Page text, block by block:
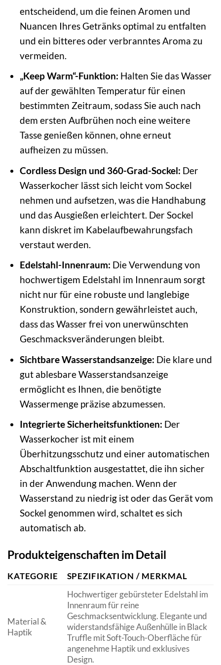
entscheidend, um die feinen Aromen und
Nuancen Ihres Getränks optimal zu entfalten
und ein bitteres oder verbranntes Aroma zu
vermeiden.
„Keep Warm“-Funktion: Halten Sie das Wasser
auf der gewählten Temperatur für einen
bestimmten Zeitraum, sodass Sie auch nach
dem ersten Aufbrühen noch eine weitere
Tasse genießen können, ohne erneut
aufheizen zu müssen.
Cordless Design und 360-Grad-Sockel: Der
Wasserkocher lässt sich leicht vom Sockel
nehmen und aufsetzen, was die Handhabung
und das Ausgießen erleichtert. Der Sockel
kann diskret im Kabelaufbewahrungsfach
verstaut werden.
Edelstahl-Innenraum: Die Verwendung von
hochwertigem Edelstahl im Innenraum sorgt
nicht nur für eine robuste und langlebige
Konstruktion, sondern gewährleistet auch,
dass das Wasser frei von unerwünschten
Geschmacksveränderungen bleibt.
Sichtbare Wasserstandsanzeige: Die klare und
gut ablesbare Wasserstandsanzeige
ermöglicht es Ihnen, die benötigte
Wassermenge präzise abzumessen.
Integrierte Sicherheitsfunktionen: Der
Wasserkocher ist mit einem
Überhitzungsschutz und einer automatischen
Abschaltfunktion ausgestattet, die ihn sicher
in der Anwendung machen. Wenn der
Wasserstand zu niedrig ist oder das Gerät vom
Sockel genommen wird, schaltet es sich
automatisch ab.
Produkteigenschaften im Detail
KATEGORIE SPEZIFIKATION / MERKMAL
Material &
Haptik
Hochwertiger gebürsteter Edelstahl im
Innenraum für reine
Geschmacksentwicklung. Elegante und
widerstandsfähige Außenhülle in Black
Truffle mit Soft-Touch-Oberfläche für
angenehme Haptik und exklusives
Design.